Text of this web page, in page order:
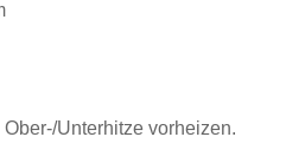
Unterhitze vorheizen.